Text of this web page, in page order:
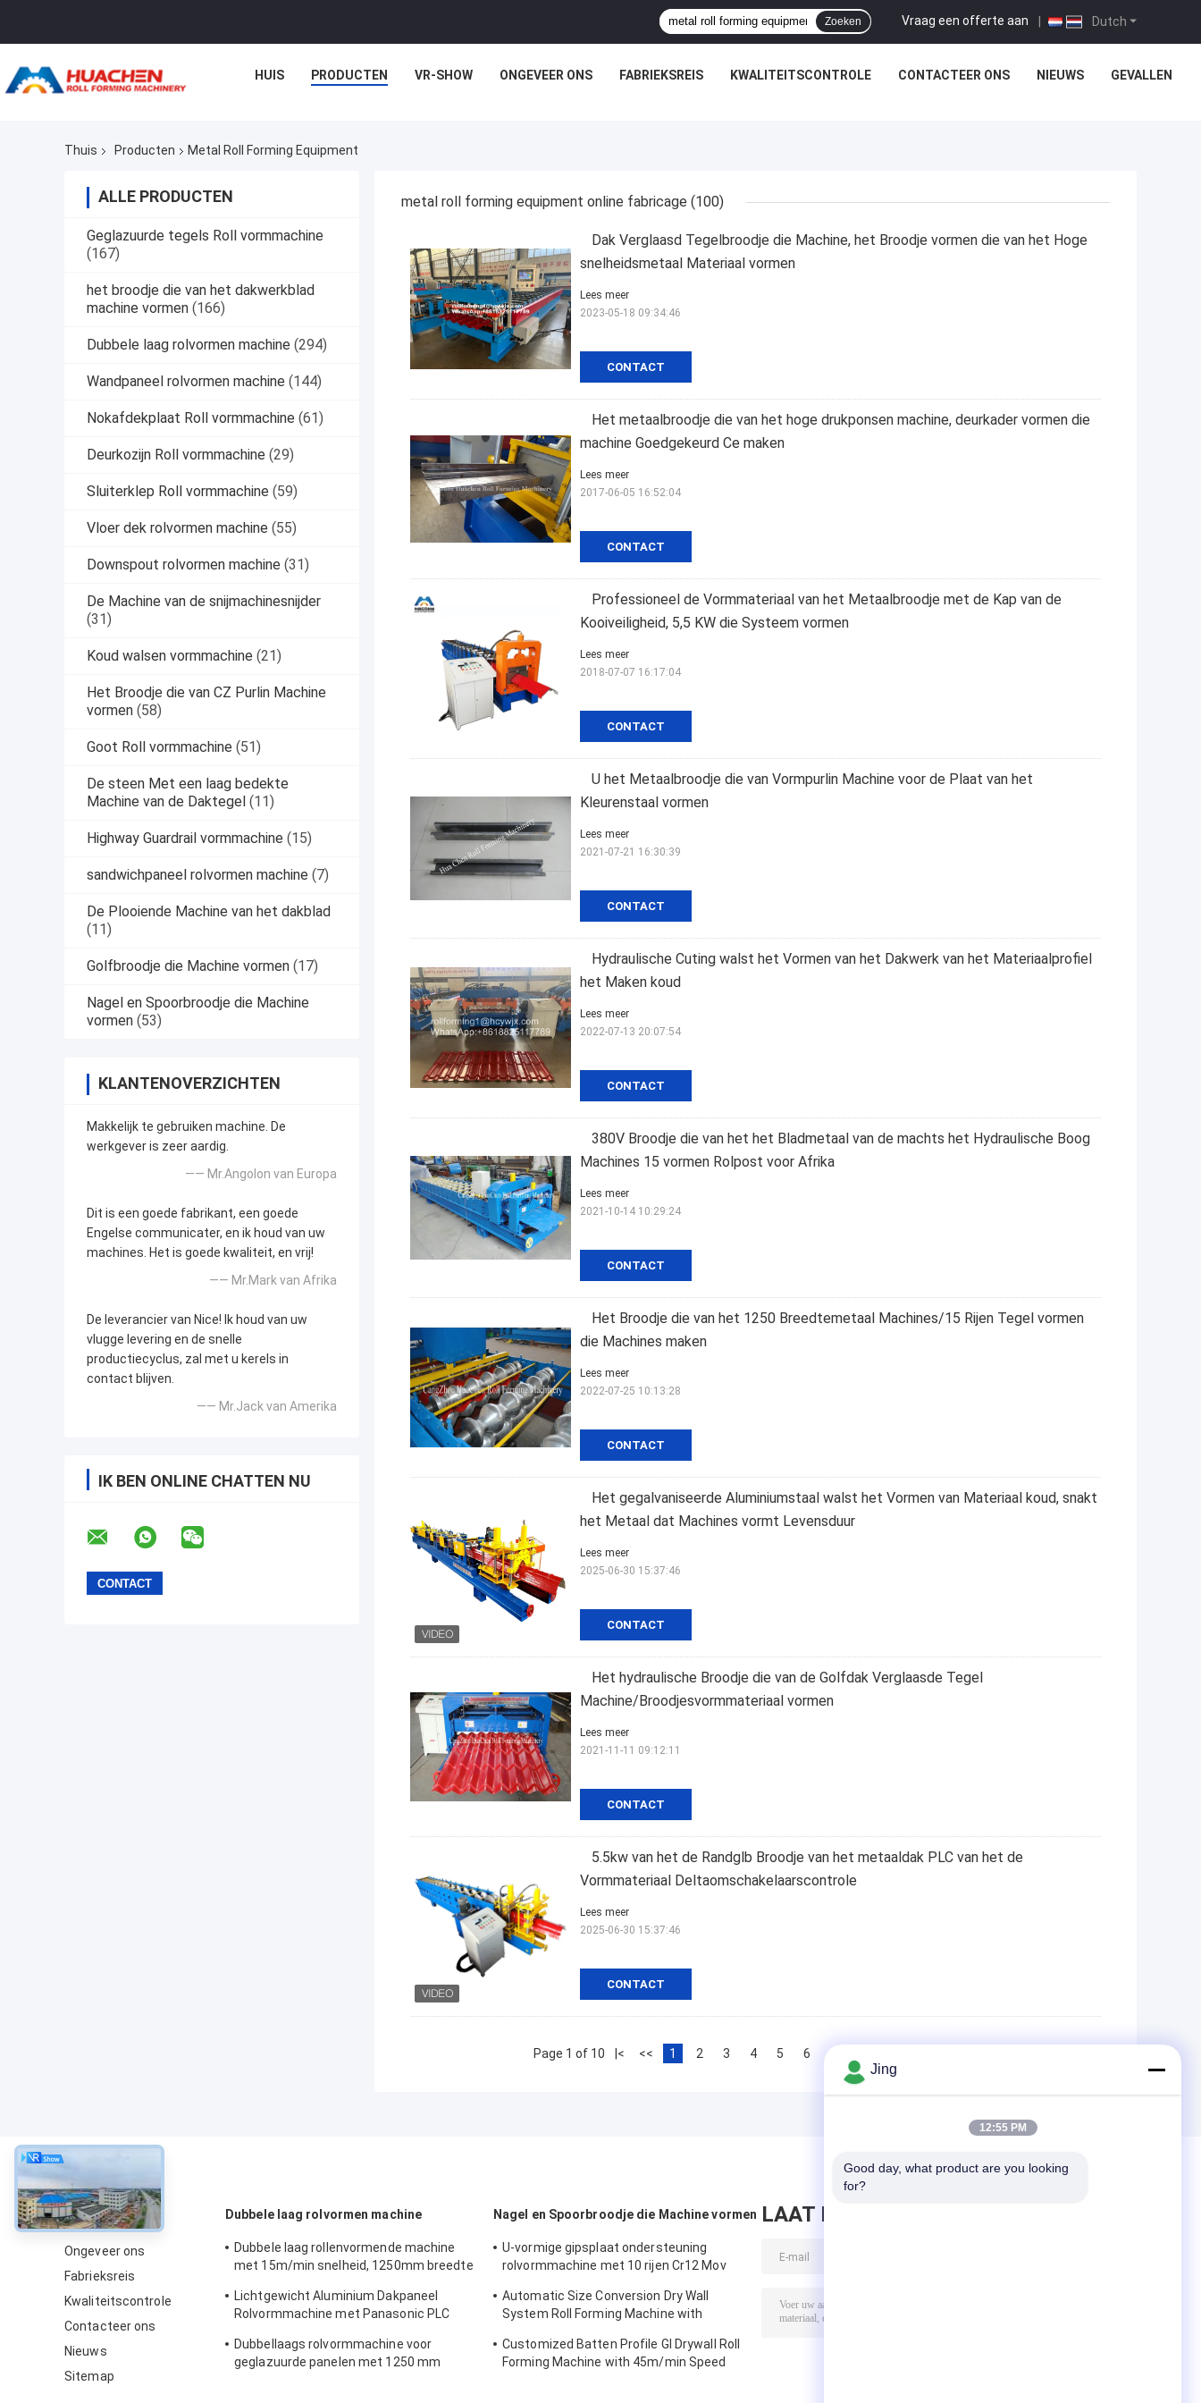
Dutch
Vraag een offerte aan |
Zoeken
HUIS PRODUCTEN VR-SHOW ONGEVEER ONS FABRIEKSREIS KWALITEITSCONTROLE CONTACTEER ONS NIEUWS GEVALLEN
Thuis Producten Metal Roll Forming Equipment
ALLE PRODUCTEN
Geglazuurde tegels Roll vormmachine
(167)
het broodje die van het dakwerkblad
machine vormen (166)
Dubbele laag rolvormen machine (294)
Wandpaneel rolvormen machine (144)
Nokafdekplaat Roll vormmachine (61)
Deurkozijn Roll vormmachine (29)
Sluiterklep Roll vormmachine (59)
Vloer dek rolvormen machine (55)
Downspout rolvormen machine (31)
De Machine van de snijmachinesnijder
(31)
Koud walsen vormmachine (21)
Het Broodje die van CZ Purlin Machine
vormen (58)
Goot Roll vormmachine (51)
De steen Met een laag bedekte
Machine van de Daktegel (11)
Highway Guardrail vormmachine (15)
sandwichpaneel rolvormen machine (7)
De Plooiende Machine van het dakblad
(11)
Golfbroodje die Machine vormen (17)
Nagel en Spoorbroodje die Machine
vormen (53)
KLANTENOVERZICHTEN
Makkelijk te gebruiken machine. De
werkgever is zeer aardig.
—— Mr.Angolon van Europa
Dit is een goede fabrikant, een goede
Engelse communicater, en ik houd van uw
machines. Het is goede kwaliteit, en vrij!
—— Mr.Mark van Afrika
De leverancier van Nice! Ik houd van uw
vlugge levering en de snelle
productiecyclus, zal met u kerels in
contact blijven.
—— Mr.Jack van Amerika
IK BEN ONLINE CHATTEN NU
metal roll forming equipment online fabricage (100)
Dak Verglaasd Tegelbroodje die Machine, het Broodje vormen die van het Hoge
snelheidsmetaal Materiaal vormen
CONTACT
Lees meer
2023-05-18 09:34:46
Het metaalbroodje die van het hoge drukponsen machine, deurkader vormen die
machine Goedgekeurd Ce maken
CONTACT
Lees meer
2017-06-05 16:52:04
Professioneel de Vormmateriaal van het Metaalbroodje met de Kap van de
Kooiveiligheid, 5,5 KW die Systeem vormen
CONTACT
Lees meer
2018-07-07 16:17:04
U het Metaalbroodje die van Vormpurlin Machine voor de Plaat van het
Kleurenstaal vormen
CONTACT
Lees meer
2021-07-21 16:30:39
Hydraulische Cuting walst het Vormen van het Dakwerk van het Materiaalprofiel
het Maken koud
CONTACT
Lees meer
2022-07-13 20:07:54
380V Broodje die van het het Bladmetaal van de machts het Hydraulische Boog
Machines 15 vormen Rolpost voor Afrika
CONTACT
Lees meer
2021-10-14 10:29:24
Het Broodje die van het 1250 Breedtemetaal Machines/15 Rijen Tegel vormen
die Machines maken
CONTACT
Lees meer
2022-07-25 10:13:28
Het gegalvaniseerde Aluminiumstaal walst het Vormen van Materiaal koud, snakt
het Metaal dat Machines vormt Levensduur
CONTACT
Lees meer
2025-06-30 15:37:46
Het hydraulische Broodje die van de Golfdak Verglaasde Tegel
Machine/Broodjesvormmateriaal vormen
CONTACT
Lees meer
2021-11-11 09:12:11
5.5kw van het de Randglb Broodje van het metaaldak PLC van het de
Vormmateriaal Deltaomschakelaarscontrole
CONTACT
Lees meer
2025-06-30 15:37:46
Page 1 of 10 |< << 1 2 3 4 5 6
Over
Ongeveer ons
Fabrieksreis
Kwaliteitscontrole
Contacteer ons
Nieuws
Sitemap
Dubbele laag rolvormen machine
Dubbele laag rollenvormende machine
met 15m/min snelheid, 1250mm breedte
dakbedekking
Lichtgewicht Aluminium Dakpaneel
Rolvormmachine met Panasonic PLC
Dubbellaags rolvormmachine voor
geglazuurde panelen met 1250 mm
Nagel en Spoorbroodje die Machine vormen
U-vormige gipsplaat ondersteuning
rolvormmachine met 10 rijen Cr12 Mov
Automatic Size Conversion Dry Wall
System Roll Forming Machine with
Interface
Customized Batten Profile GI Drywall Roll
Forming Machine with 45m/min Speed
LAAT BERICHT ACHTER
Jing
12:55 PM
Good day, what product are you looking
for?